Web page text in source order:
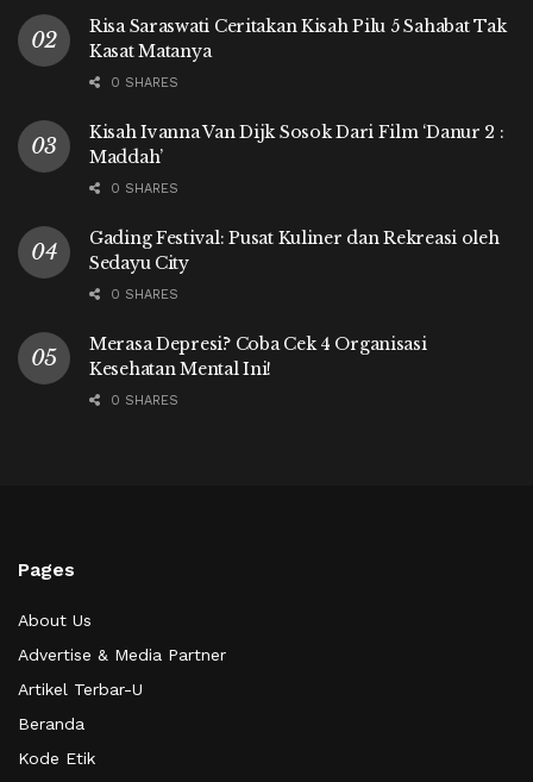
Risa Saraswati Ceritakan Kisah Pilu 5 Sahabat Tak
Kasat Matanya
0 SHARES
Kisah Ivanna Van Dijk Sosok Dari Film ‘Danur 2 :
Maddah’
0 SHARES
Gading Festival: Pusat Kuliner dan Rekreasi oleh
Sedayu City
0 SHARES
Merasa Depresi? Coba Cek 4 Organisasi
Kesehatan Mental Ini!
0 SHARES
Pages
About Us
Advertise & Media Partner
Artikel Terbar-U
Beranda
Kode Etik